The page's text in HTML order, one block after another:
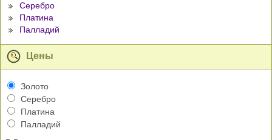
Серебро
Платина
Палладий
Цены
Золото
Серебро
Платина
Палладий